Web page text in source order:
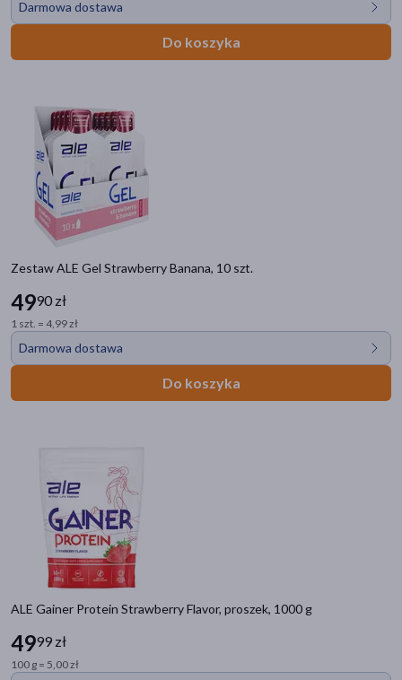
Darmowa dostawa
Do koszyka
Zestaw ALE Gel Strawberry Banana, 10 szt.
4990 zł
1 szt. = 4,99 zł
Darmowa dostawa
Do koszyka
ALE Gainer Protein Strawberry Flavor, proszek, 1000 g
4999 zł
100 g = 5,00 zł
Bez dodatku cukru(20)
Linia produktowa
ALE Gel
(11)
ALE Whey(10)
ALE Gainer(7)
pokaż więcej